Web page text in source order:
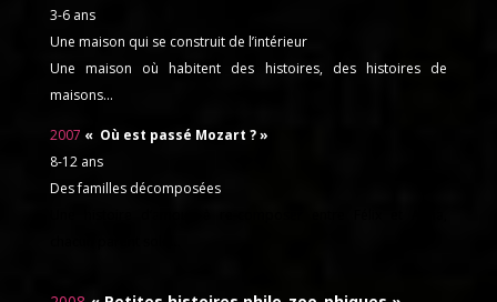
3-6 ans
Une maison qui se construit de l’intérieur
Une maison où habitent des histoires, des histoires de
maisons…
2007 « Où est passé Mozart ? »
8-12 ans
Des familles décomposées